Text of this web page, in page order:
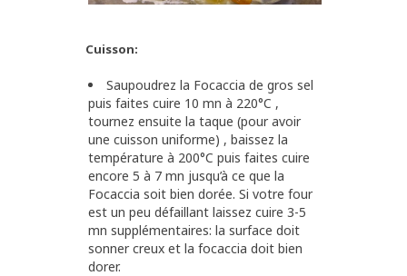
Cuisson:
Saupoudrez la Focaccia de gros sel
puis faites cuire 10 mn à 220°C ,
tournez ensuite la taque (pour avoir
une cuisson uniforme) , baissez la
température à 200°C puis faites cuire
encore 5 à 7 mn jusqu’à ce que la
Focaccia soit bien dorée. Si votre four
est un peu défaillant laissez cuire 3-5
mn supplémentaires: la surface doit
sonner creux et la focaccia doit bien
dorer.